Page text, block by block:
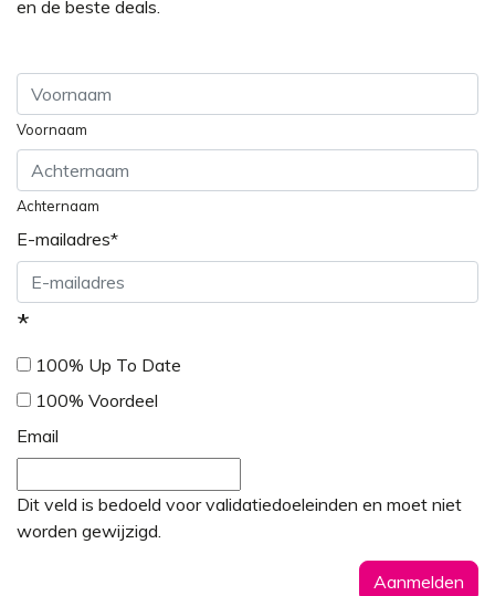
en de beste deals.
Voornaam
Achternaam
E-mailadres*
*
100% Up To Date
100% Voordeel
Email
Dit veld is bedoeld voor validatiedoeleinden en moet niet
worden gewijzigd.